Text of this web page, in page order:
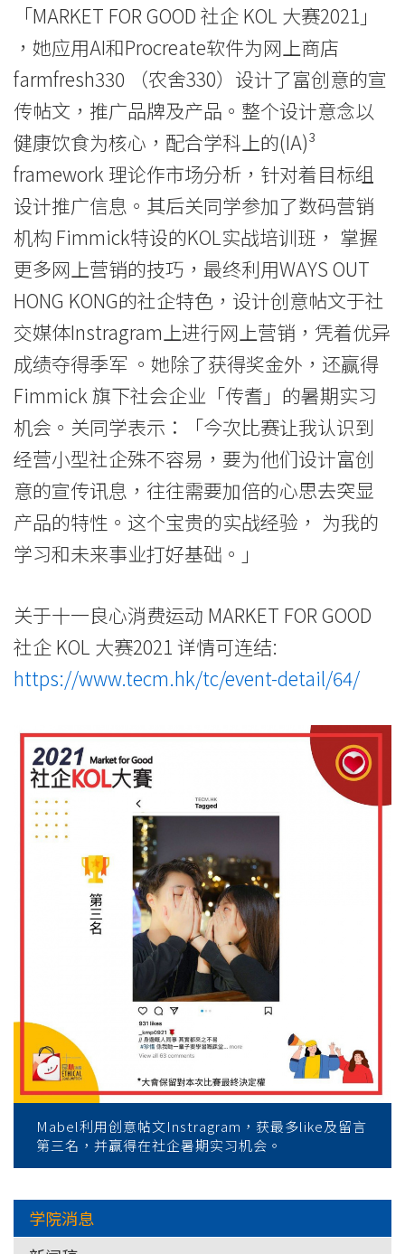
香
港
浸
会
大
学
「MARKET FOR GOOD 社企 KOL 大赛2021」
，她应用AI和Procreate软件为网上商店
farmfresh330 （农舍330）设计了富创意的宣
传帖文，推广品牌及产品。整个设计意念以
健康饮食为核心，配合学科上的(IA)³
framework 理论作市场分析，针对着目标组
设计推广信息。其后关同学参加了数码营销
机构 Fimmick特设的KOL实战培训班， 掌握
更多网上营销的技巧，最终利用WAYS OUT
HONG KONG的社企特色，设计创意帖文于社
交媒体Instragram上进行网上营销，凭着优异
成绩夺得季军 。她除了获得奖金外，还赢得
Fimmick 旗下社会企业「传耆」的暑期实习
机会。关同学表示：「今次比赛让我认识到
经营小型社企殊不容易，要为他们设计富创
意的宣传讯息，往往需要加倍的心思去突显
产品的特性。这个宝贵的实战经验， 为我的
学习和未来事业打好基础。」
关于十一良心消费运动 MARKET FOR GOOD
社企 KOL 大赛2021 详情可连结:
https://www.tecm.hk/tc/event-detail/64/
Mabel利用创意帖文Instragram，获最多like及留言
第三名，并赢得在社企暑期实习机会。
学院消息